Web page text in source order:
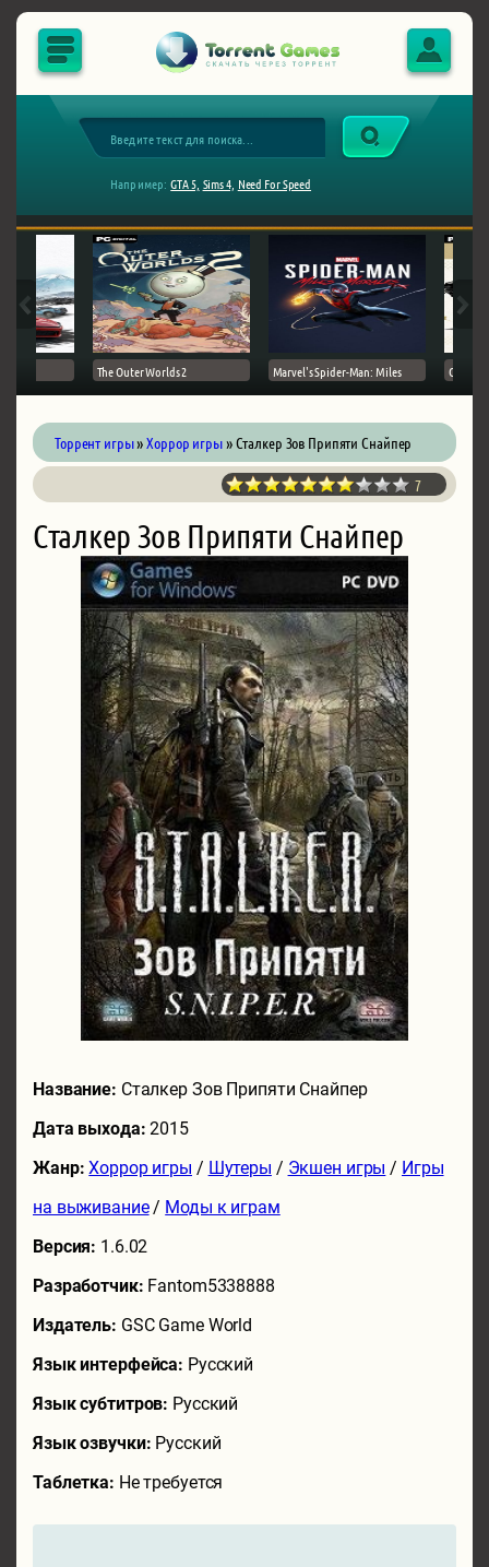
Например: GTA 5, Sims 4, Need For Speed
The Outer Worlds 2 Marvel's Spider-Man: Miles Ghost
Торрент игры»Хоррор игры» Сталкер Зов Припяти Снайпер
7
Сталкер Зов Припяти Снайпер
Название: Сталкер Зов Припяти Снайпер
Дата выхода:2015
Жанр: Хоррор игры / Шутеры / Экшен игры / Игры
на выживание/ Моды к играм
Версия: 1.6.02
Разработчик: Fantom5338888
Издатель: GSC Game World
Язык интерфейса: Русский
Язык субтитров: Русский
Язык озвучки: Русский
Таблетка: Не требуется